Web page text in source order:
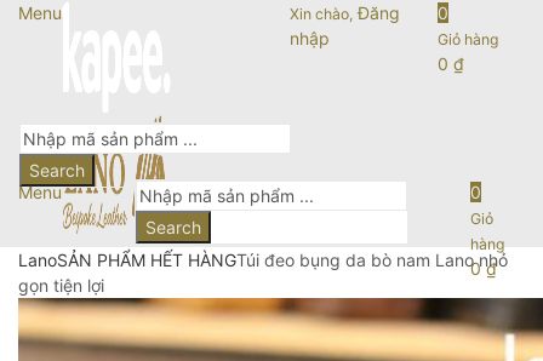
Menu Xin chào, Đăng
nhập
0
Giỏ hàng
0 ₫
Search
Menu
Search
0
Giỏ
hàng
0₫
LanoSẢN PHẨM HẾT HÀNGTúi đeo bụng da bò nam Lano nhỏ
gọn tiện lợi